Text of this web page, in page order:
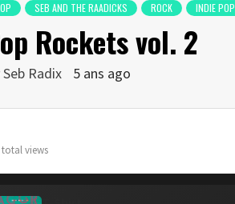
SEB AND THE RAADICKS ROCK INDIE POP
Rockets vol. 2
Seb Radix 5 ans ago
total views